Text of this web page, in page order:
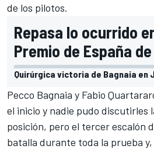
de los pilotos.
Repasa lo ocurrido
Premio de España
Quirúrgica victoria de Bagnaia en
Pecco Bagnaia y Fabio
el inicio y nadie pudo discutirles
posición, pero el tercer escalón
batalla durante toda la prueba